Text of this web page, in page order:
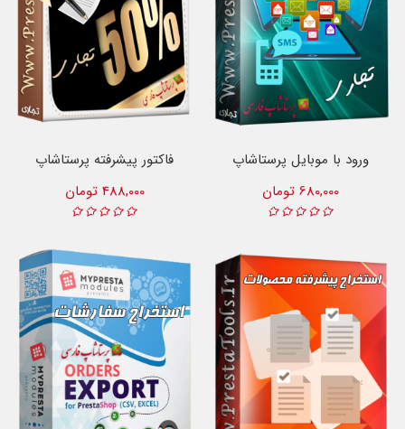
ورود با موبایل پرستاشاپ
680,000 تومان
فاکتور پیشرفته پرستاشاپ
488,000 تومان